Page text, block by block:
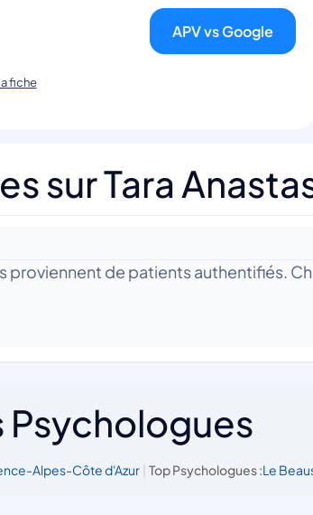
APV vs Google
fiche
sur Tara
proviennent de patients authentifiés.
Alpes-Côte d'Azur | Top Psychologues :Le